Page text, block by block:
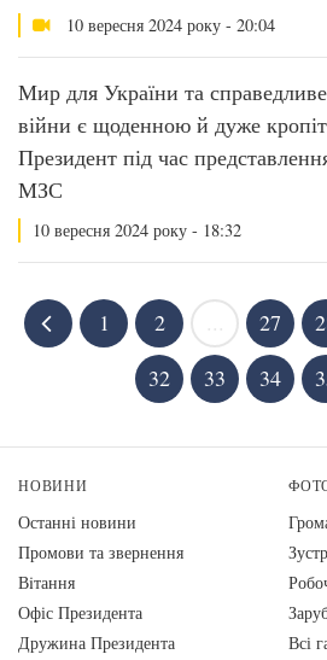
10 вересня 2024 року - 20:04
Мир для України та справедливе
війни є щоденною й дуже
Президент під час
МЗС
10 вересня 2024 року - 18:32
1 2 27
32
33 34
НОВИНИ
Останні новини
Промови та звернення
Вiтання
Офіс Президента
Дружина Президента
Всі